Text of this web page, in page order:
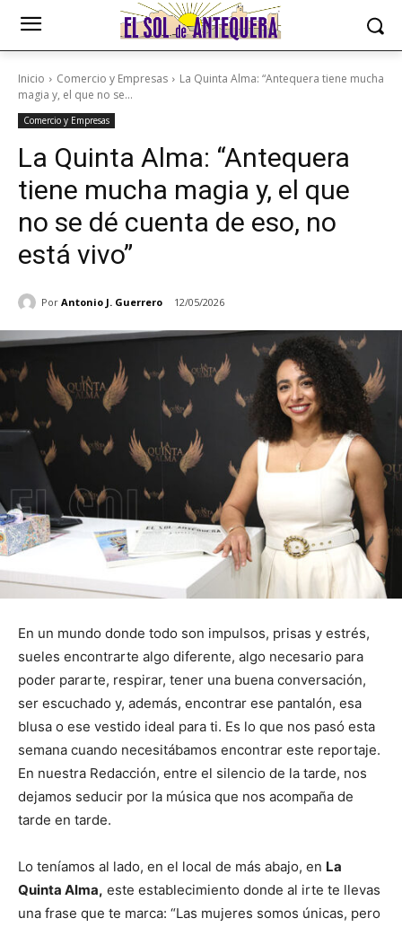
Inicio Comercio y Empresas
La Quinta Alma: “Antequera tiene mucha
magia y, el que no se...
Comercio y Empresas
La Quinta Alma: “Antequera
tiene mucha magia y, el que
no se dé cuenta de eso, no
está vivo”
Por Antonio J. Guerrero 12/05/2026
En un mundo donde todo son impulsos, prisas y estrés,
sueles encontrarte algo diferente, algo necesario para
poder pararte, respirar, tener una buena conversación,
ser escuchado y, además, encontrar ese pantalón, esa
blusa o ese vestido ideal para ti. Es lo que nos pasó esta
semana cuando necesitábamos encontrar este reportaje.
En nuestra Redacción, entre el silencio de la tarde, nos
dejamos seducir por la música que nos acompaña de
tarde en tarde.
Lo teníamos al lado, en el local de más abajo, en La
Quinta Alma, este establecimiento donde al irte te llevas
una frase que te marca: “Las mujeres somos únicas, pero